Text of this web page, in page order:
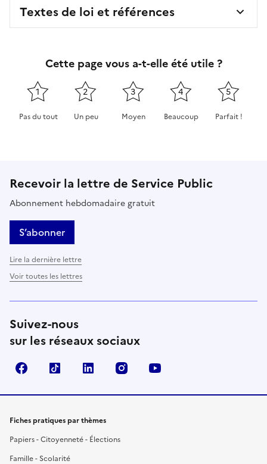
Textes de loi et références
Cette page vous a-t-elle été utile ?
1
Pas du tout
2
Un peu
3
Moyen
4
Beaucoup
5
Parfait !
Recevoir la lettre de Service Public
Abonnement hebdomadaire gratuit
S’abonner
Lire la dernière lettre
Voir toutes les lettres
Suivez-nous
sur les réseaux sociaux
FacebookTikTok LinkedIn Instagram
Fiches pratiques par thèmes
Papiers - Citoyenneté - Élections
Famille - Scolarité